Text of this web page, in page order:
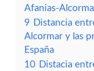
Afanias-
9 Distancia
Alcormar y las
España
10 Distacia